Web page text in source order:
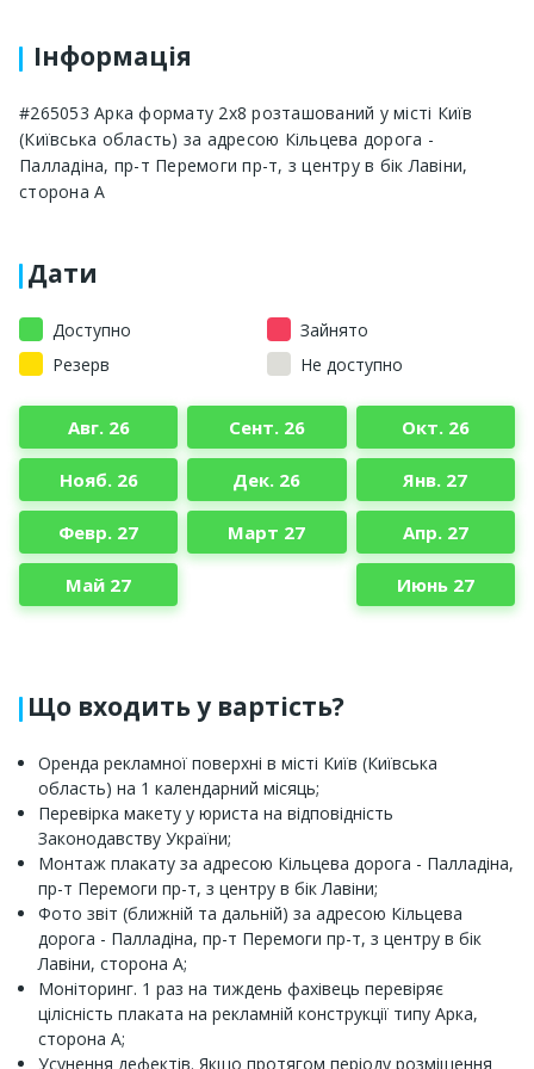
Інформація
#265053 Арка формату 2х8 розташований у місті Київ
(Київська область) за адресою Кільцева дорога -
Палладіна, пр-т Перемоги пр-т, з центру в бік Лавіни,
сторона A
Дати
Доступно
Зайнято
Резерв
Не доступно
Авг. 26 Сент. 26 Окт. 26
Нояб. 26 Дек. 26 Янв. 27
Февр. 27 Март 27 Апр. 27
Май 27 Июнь 27
Що входить у вартість?
Оренда рекламної поверхні в місті Київ (Київська
область) на 1 календарний місяць;
Перевірка макету у юриста на відповідність
Законодавству України;
Монтаж плакату за адресою Кільцева дорога - Палладіна,
пр-т Перемоги пр-т, з центру в бік Лавіни;
Фото звіт (ближній та дальній) за адресою Кільцева
дорога - Палладіна, пр-т Перемоги пр-т, з центру в бік
Лавіни, сторона A;
Моніторинг. 1 раз на тиждень фахівець перевіряє
цілісність плаката на рекламній конструкції типу Арка,
сторона A;
Усунення дефектів. Якщо протягом періоду розміщення